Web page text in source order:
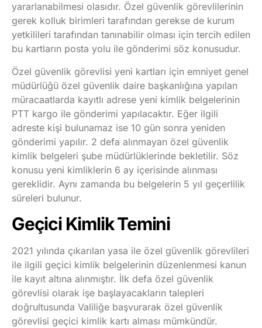
yararlanabilmesi olasıdır. Özel güvenlik görevlilerinin
gerek kolluk birimleri tarafından gerekse de kurum
yetkilileri tarafından tanınabilir olması için tercih edilen
bu kartların posta yolu ile gönderimi söz konusudur.
Özel güvenlik görevlisi yeni kartları için emniyet genel
müdürlüğü özel güvenlik daire başkanlığına yapılan
müracaatlarda kayıtlı adrese yeni kimlik belgelerinin
PTT kargo ile gönderimi yapılacaktır. Eğer ilgili
adreste kişi bulunamaz ise 10 gün sonra yeniden
gönderimi yapılır. 2 defa alınmayan özel güvenlik
kimlik belgeleri şube müdürlüklerinde bekletilir. Söz
konusu yeni kimliklerin 6 ay içerisinde alınması
gereklidir. Aynı zamanda bu belgelerin 5 yıl geçerlilik
süreleri bulunur.
Geçici Kimlik Temini
2021 yılında çıkarılan yasa ile özel güvenlik görevlileri
ile ilgili geçici kimlik belgelerinin düzenlenmesi kanun
ile kayıt altına alınmıştır. İlk defa özel güvenlik
görevlisi olarak işe başlayacakların talepleri
doğrultusunda Valiliğe başvurarak özel güvenlik
görevlisi geçici kimlik kartı alması mümkündür.